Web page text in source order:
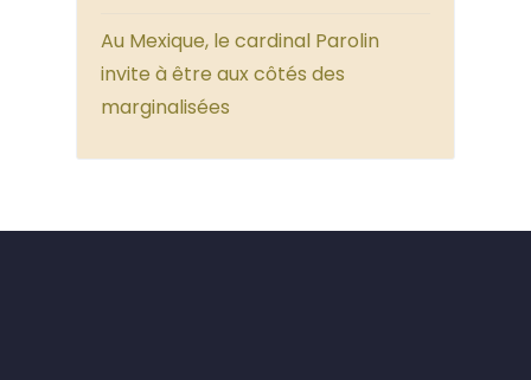
Au Mexique, le cardinal Parolin
invite à être aux côtés des
marginalisées